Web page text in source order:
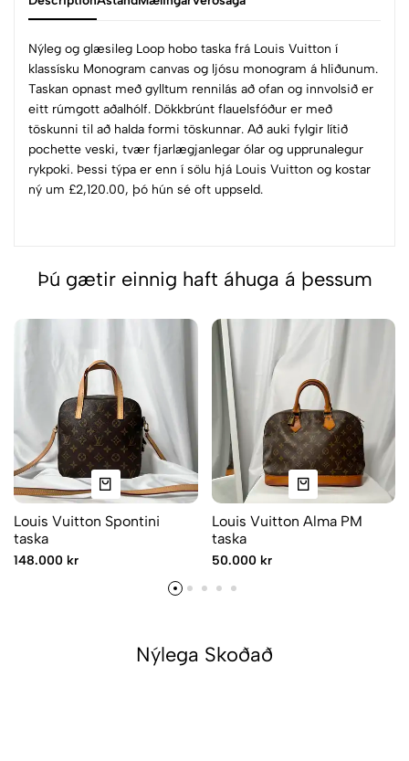
Nýleg og glæsileg Loop hobo taska frá Louis Vuitton í
klassísku Monogram canvas og ljósu monogram á hliðunum.
Taskan opnast með gylltum rennilás að ofan og innvolsið er
eitt rúmgott aðalhólf. Dökkbrúnt flauelsfóður er með
töskunni til að halda formi töskunnar. Að auki fylgir lítið
pochette veski, tvær fjarlægjanlegar ólar og upprunalegur
rykpoki. Þessi týpa er enn í sölu hjá Louis Vuitton og kostar
ný um £2,120.00, þó hún sé oft uppseld.
Þú gætir einnig haft áhuga á þessum
Louis Vuitton Spontini
taska
148.000 kr
Louis Vuitton Alma PM
taska
50.000 kr
Nýlega Skoðað